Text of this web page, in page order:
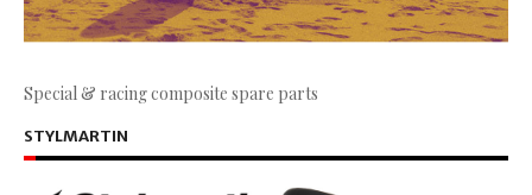
Special & racing composite spare parts
STYLMARTIN